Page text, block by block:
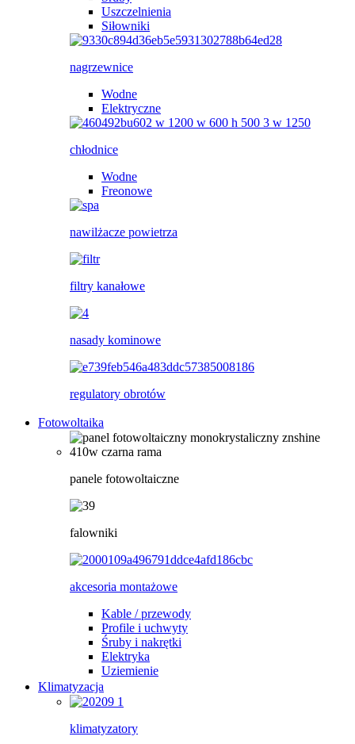
Uszczelnienia
Siłowniki
nagrzewnice
Wodne
Elektryczne
chłodnice
Wodne
Freonowe
nawilżacze powietrza
filtry kanałowe
nasady kominowe
regulatory obrotów
Fotowoltaika
panele fotowoltaiczne
falowniki
akcesoria montażowe
Kable / przewody
Profile i uchwyty
Śruby i nakrętki
Elektryka
Uziemienie
Klimatyzacja
klimatyzatory